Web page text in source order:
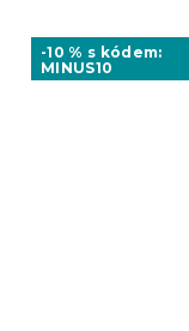
-10 % s kódem:
MINUS10